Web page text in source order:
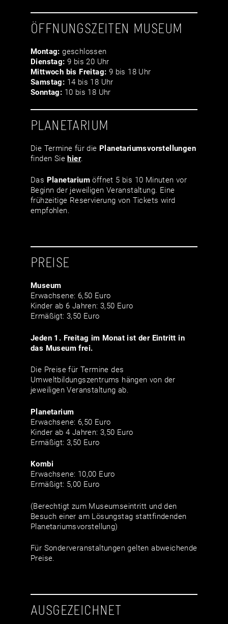
ÖFFNUNGSZEITEN MUSEUM
Montag: geschlossen
Dienstag: 9 bis 20 Uhr
Mittwoch bis Freitag: 9 bis 18 Uhr
Samstag: 14 bis 18 Uhr
Sonntag: 10 bis 18 Uhr
PLANETARIUM
Die Termine für die Planetariumsvor­stellungen
finden Siehier.
Das Planetarium öffnet 5 bis 10 Minuten vor
Beginn der jeweiligen Veranstaltung. Eine
frühzeitige Reservierung von Tickets wird
empfohlen.
PREISE
Museum
Erwachsene: 6,50 Euro
Kinder ab 6 Jahren: 3,50 Euro
Ermäßigt: 3,50 Euro
Jeden 1. Freitag im Monat ist der Eintritt in
das Museum frei.
Die Preise für Termine des
Umweltbildungszentrums hängen von der
jeweiligen Veranstaltung ab.
Planetarium
Erwachsene: 6,50 Euro
Kinder ab 4 Jahren: 3,50 Euro
Ermäßigt: 3,50 Euro
Kombi
Erwachsene: 10,00 Euro
Ermäßigt: 5,00 Euro
(Berechtigt zum Museumseintritt und den
Besuch einer am Lösungstag stattfindenden
Planetariumsvorstellung)
Für Sonderveranstaltungen gelten abweichende
Preise.
AUSGEZEICHNET